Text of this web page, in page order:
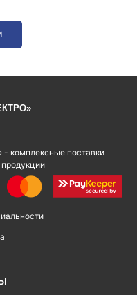
комплексные поставки